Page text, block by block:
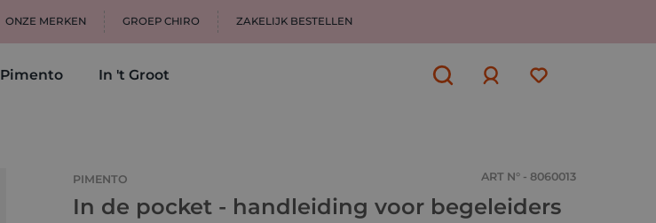
ONZE MERKEN GROEP CHIRO ZAKELIJK BESTELLEN
Pimento In 't Groot
PIMENTO ART N° - 8060013
In de pocket - handleiding voor begeleiders